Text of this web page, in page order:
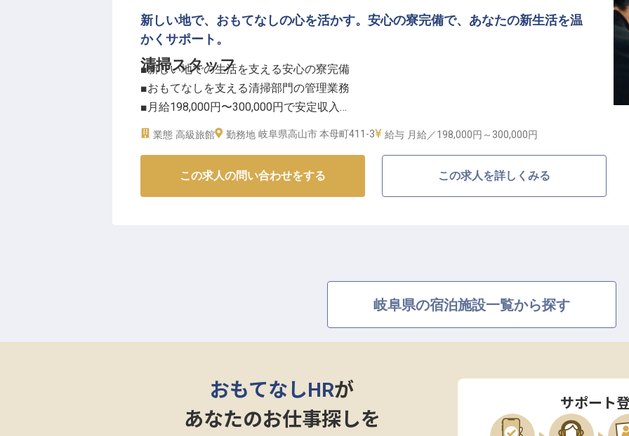
存分に発揮してください。
清掃スタッフ
新しい地で、おもてなしの心を活かす。安心の寮完備で、あなたの新生活を温
かくサポート。
■新しい地での生活を支える安心の寮完備
■おもてなしを支える清掃部門の管理業務
■月給198,000円〜300,000円で安定収入
■社会保険完備で長く安心して働ける環境
私たちの施設では、お客様が心から安らげる空間を提供することを大切にしています。
清掃スタッフは、単に場所をきれいにするだけでなく、お客様が過ごされるお部屋や共用
ーー【新しい挑戦を応援する、働きやすい環境】
清掃部門の管理やスタッフ教育を通じて、あなたの経験やスキルを存分に活かし、チーム
をまとめ上げるやりがいを感じられるでしょう。
社会保険も完備しており、長期的なキャリア形成をサポートする体制が整っています。
業態 高級旅館 勤務地 岐阜県高山市 本母町411-3 給与 月給／198,000円～ 300,000円
この求人の問い合わせをする この求人を詳しくみる
岐阜県の宿泊施設一覧から探す
おもてなしHRが
あなたのお仕事探しを
サポート